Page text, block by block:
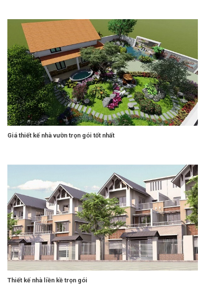
Giá thiết kế nhà vườn trọn gói tốt nhất
Thiết kế nhà liền kề trọn gói